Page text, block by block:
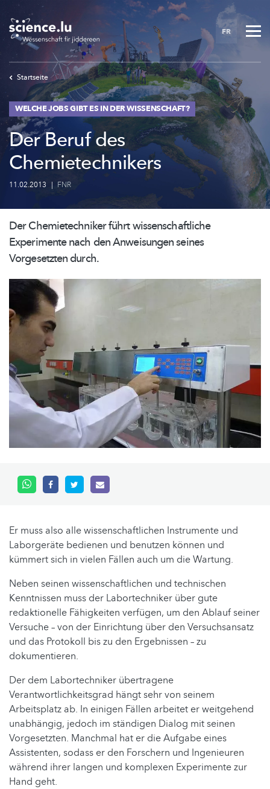
to
main
content
FR
Startseite
WELCHE JOBS GIBT ES IN DER WISSENSCHAFT?
Der Beruf des
Chemietechnikers
11.02.2013 | FNR
DerChemietechnikerführtwissenschaftliche
Experimente nach den Anweisungen seines
Vorgesetzten durch.
Er muss also alle wissenschaftlichen Instrumente und
Laborgeräte bedienen und benutzen können und
kümmert sich in vielen Fällen auch um die Wartung.
Neben seinen wissenschaftlichen und technischen
Kenntnissen muss der Labortechniker über gute
redaktionelle Fähigkeiten verfügen, um den Ablauf seiner
Versuche – von der Einrichtung über den Versuchsansatz
und das Protokoll bis zu den Ergebnissen – zu
dokumentieren.
Der dem Labortechniker übertragene
Verantwortlichkeitsgrad hängt sehr von seinem
Arbeitsplatz ab. In einigen Fällen arbeitet er weitgehend
unabhängig, jedoch im ständigen Dialog mit seinen
Vorgesetzten. Manchmal hat er die Aufgabe eines
Assistenten, sodass er den Forschern und Ingenieuren
während ihrer langen und komplexen Experimente zur
Hand geht.